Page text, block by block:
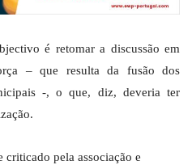
é retomar a discussão em
– que resulta da fusão dos
-, o que, diz, deveria ter
pela associação e